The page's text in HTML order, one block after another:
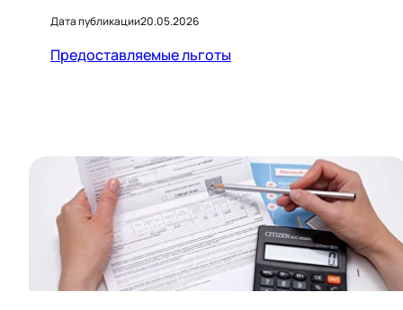
Дата публикации20.05.2026
Предоставляемые льготы